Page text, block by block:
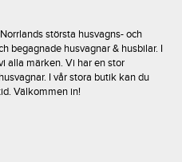
största husvagns- och
begagnade husvagnar & husbilar. I
alla märken. Vi har en stor
I vår stora butik kan du
Välkommen in!